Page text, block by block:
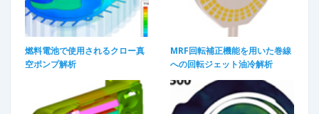
燃料電池で使用されるクロー真
空ポンプ解析
MRF回転補正機能を用いた巻線
への回転ジェット油冷解析